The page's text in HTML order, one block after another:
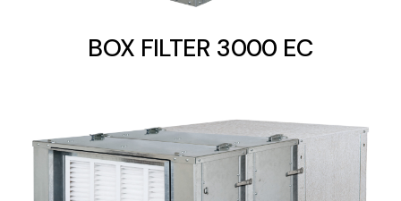
BOX FILTER 3000 EC